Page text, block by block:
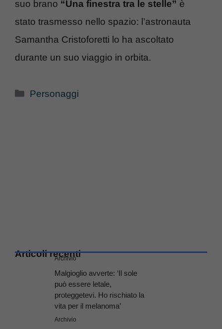
suo brano “Una finestra tra le stelle” è
stato trasmesso nello spazio: l’astronauta
Samantha Cristoforetti lo ha ascoltato
durante un suo viaggio in orbita.
Categorie
Personaggi
Articoli recenti
Archivio
Malgioglio avverte: ‘Il sole
può essere letale,
proteggetevi. Ho rischiato la
vita per il melanoma’
Archivio